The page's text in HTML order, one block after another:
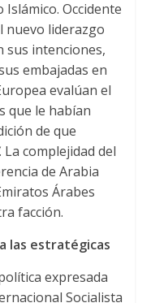
Occidente
nuevo liderazgo
sus intenciones,
embajadas en
evalúan el
que le habían
de que
La complejidad del
de Arabia
Árabes
facción.
las estratégicas
expresada
Socialista